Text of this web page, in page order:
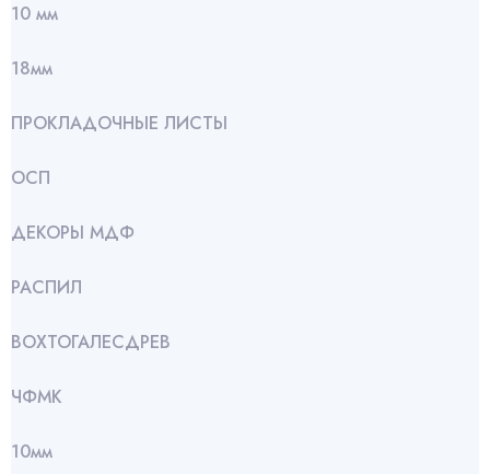
10 мм
18мм
ПРОКЛАДОЧНЫЕ ЛИСТЫ
ОСП
ДЕКОРЫ МДФ
РАСПИЛ
ВОХТОГАЛЕСДРЕВ
ЧФМК
10мм